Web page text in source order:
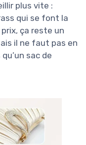
plus vite :
qui se font la
ça reste un
il ne faut pas en
sac de